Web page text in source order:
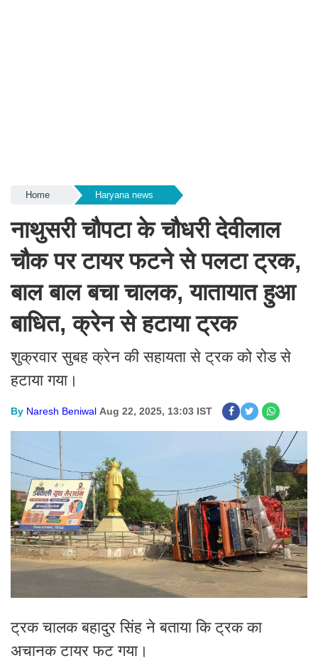
Home Haryana news
नाथुसरी चौपटा के चौधरी देवीलाल
चौक पर टायर फटने से पलटा ट्रक,
बाल बाल बचा चालक, यातायात हुआ
बाधित, क्रेन से हटाया ट्रक
शुक्रवार सुबह क्रेन की सहायता से ट्रक को रोड से
हटाया गया।
By Naresh Beniwal Aug 22, 2025, 13:03 IST
ट्रक चालक बहादुर सिंह ने बताया कि ट्रक का
अचानक टायर फट गया।